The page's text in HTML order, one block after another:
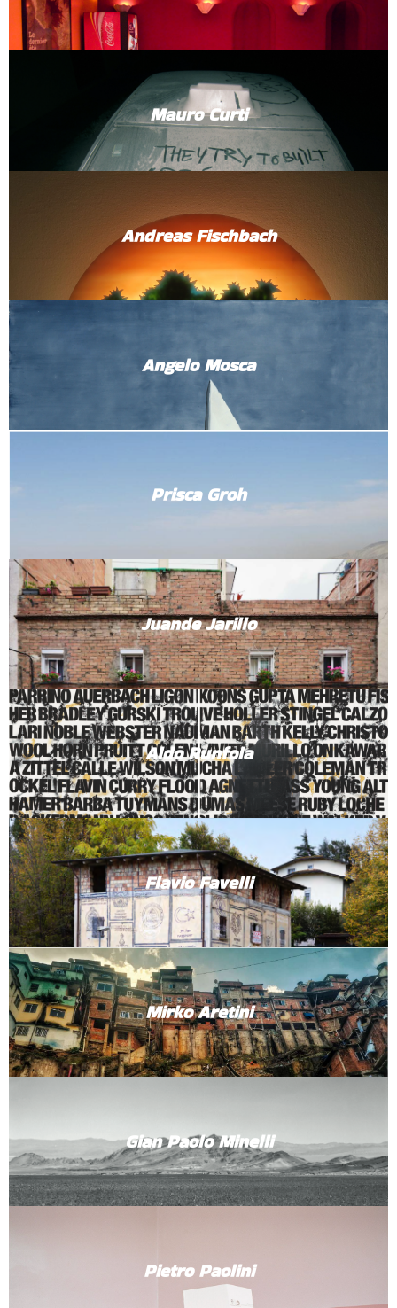
Mauro Curti
Andreas Fischbach
Angelo Mosca
Prisca Groh
Juande Jarillo
Aldo Runfola
Flavio Favelli
Mirko Aretini
Gian Paolo Minelli
Pietro Paolini